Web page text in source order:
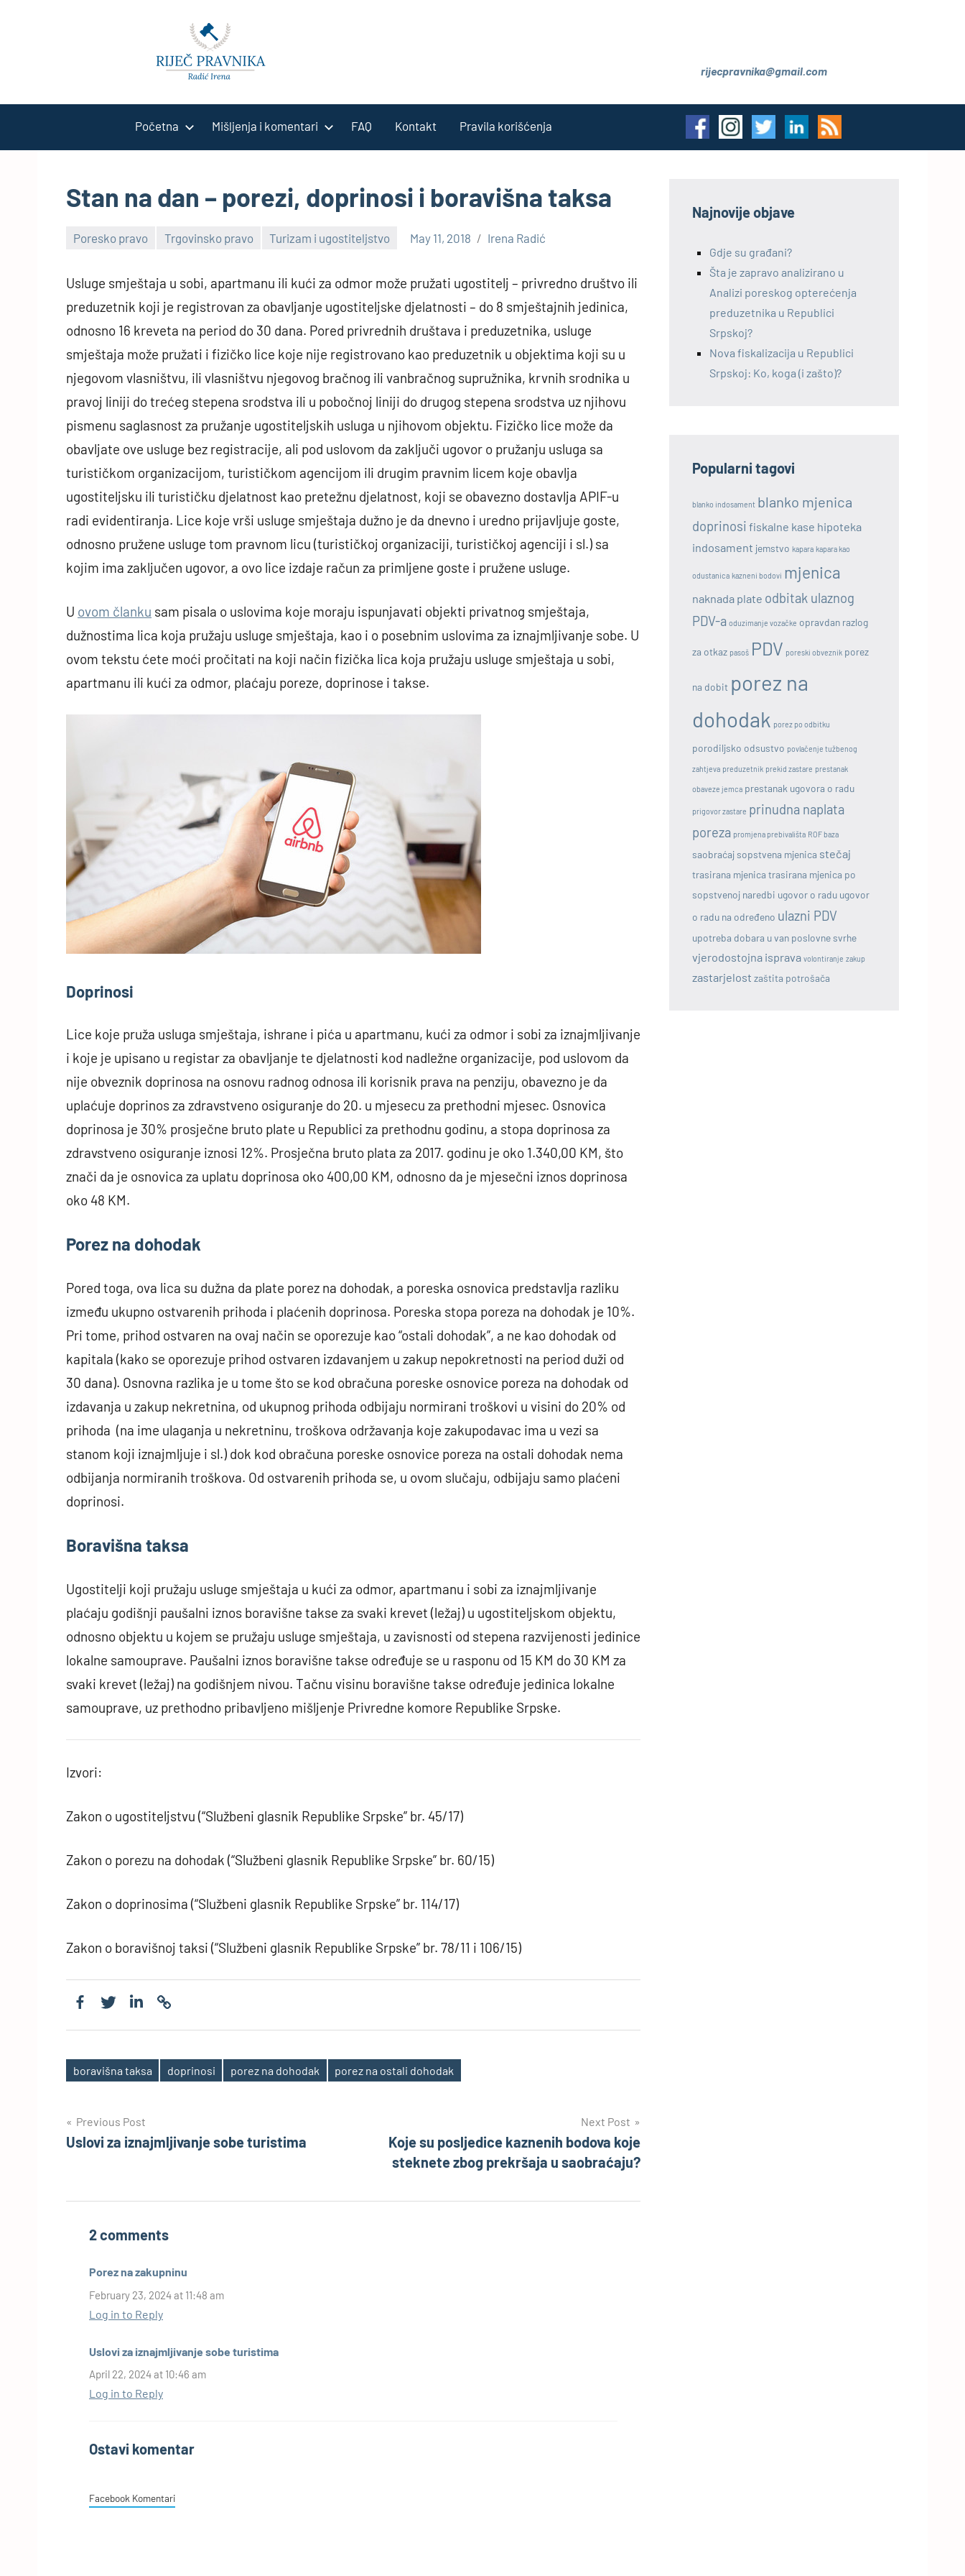
rijecpravnika@gmail.com
Početna Mišljenja i komentari FAQ Kontakt Pravila korišćenja
Stan na dan – porezi, doprinosi i boravišna taksa
Poresko pravo Trgovinsko pravo Turizam i ugostiteljstvo May 11, 2018 Irena Radić
Usluge smještaja u sobi, apartmanu ili kući za odmor može pružati ugostitelj – privredno društvo ili
preduzetnik koji je registrovan za obavljanje ugostiteljske djelatnosti – do 8 smještajnih jedinica,
odnosno 16 kreveta na period do 30 dana. Pored privrednih društava i preduzetnika, usluge
smještaja može pružati i fizičko lice koje nije registrovano kao preduzetnik u objektima koji su u
njegovom vlasništvu, ili vlasništvu njegovog bračnog ili vanbračnog supružnika, krvnih srodnika u
pravoj liniji do trećeg stepena srodstva ili u pobočnoj liniji do drugog stepena srodstva uz njihovu
pismenu saglasnost za pružanje ugostiteljskih usluga u njihovom objektu. Fizičko lice može da
obavljate ove usluge bez registracije, ali pod uslovom da zaključi ugovor o pružanju usluga sa
turističkom organizacijom, turističkom agencijom ili drugim pravnim licem koje obavlja
ugostiteljsku ili turističku djelatnost kao pretežnu djelatnost, koji se obavezno dostavlja APIF-u
radi evidentiranja. Lice koje vrši usluge smještaja dužno je da dnevno i uredno prijavljuje goste,
odnosno pružene usluge tom pravnom licu (turističkoj organizaciji, turističkoj agenciji i sl.) sa
kojim ima zaključen ugovor, a ovo lice izdaje račun za primljene goste i pružene usluge.
U ovom članku sam pisala o uslovima koje moraju ispunjavati objekti privatnog smještaja,
dužnostima lica koja pružaju usluge smještaja, kao i o posebnim uslovima za iznajmljivanje sobe. U
ovom tekstu ćete moći pročitati na koji način fizička lica koja pružaju usluge smještaja u sobi,
apartmanu ili kući za odmor, plaćaju poreze, doprinose i takse.
Doprinosi
Lice koje pruža usluga smještaja, ishrane i pića u apartmanu, kući za odmor i sobi za iznajmljivanje
i koje je upisano u registar za obavljanje te djelatnosti kod nadležne organizacije, pod uslovom da
nije obveznik doprinosa na osnovu radnog odnosa ili korisnik prava na penziju, obavezno je da
uplaćuje doprinos za zdravstveno osiguranje do 20. u mjesecu za prethodni mjesec. Osnovica
doprinosa je 30% prosječne bruto plate u Republici za prethodnu godinu, a stopa doprinosa za
zdravstveno osiguranje iznosi 12%. Prosječna bruto plata za 2017. godinu je oko 1.340,00 KM, što
znači da je osnovica za uplatu doprinosa oko 400,00 KM, odnosno da je mjesečni iznos doprinosa
oko 48 KM.
Porez na dohodak
Pored toga, ova lica su dužna da plate porez na dohodak, a poreska osnovica predstavlja razliku
između ukupno ostvarenih prihoda i plaćenih doprinosa. Poreska stopa poreza na dohodak je 10%.
Pri tome, prihod ostvaren na ovaj način se oporezuje kao “ostali dohodak”, a ne kao dohodak od
kapitala (kako se oporezuje prihod ostvaren izdavanjem u zakup nepokretnosti na period duži od
30 dana). Osnovna razlika je u tome što se kod obračuna poreske osnovice poreza na dohodak od
izdavanja u zakup nekretnina, od ukupnog prihoda odbijaju normirani troškovi u visini do 20% od
prihoda (na ime ulaganja u nekretninu, troškova održavanja koje zakupodavac ima u vezi sa
stanom koji iznajmljuje i sl.) dok kod obračuna poreske osnovice poreza na ostali dohodak nema
odbijanja normiranih troškova. Od ostvarenih prihoda se, u ovom slučaju, odbijaju samo plaćeni
doprinosi.
Boravišna taksa
Ugostitelji koji pružaju usluge smještaja u kući za odmor, apartmanu i sobi za iznajmljivanje
plaćaju godišnji paušalni iznos boravišne takse za svaki krevet (ležaj) u ugostiteljskom objektu,
odnosno objektu u kojem se pružaju usluge smještaja, u zavisnosti od stepena razvijenosti jedinice
lokalne samouprave. Paušalni iznos boravišne takse određuje se u rasponu od 15 KM do 30 KM za
svaki krevet (ležaj) na godišnjem nivou. Tačnu visinu boravišne takse određuje jedinica lokalne
samouprave, uz prethodno pribavljeno mišljenje Privredne komore Republike Srpske.
Izvori:
Zakon o ugostiteljstvu (“Službeni glasnik Republike Srpske” br. 45/17)
Zakon o porezu na dohodak (“Službeni glasnik Republike Srpske” br. 60/15)
Zakon o doprinosima (“Službeni glasnik Republike Srpske” br. 114/17)
Zakon o boravišnoj taksi (“Službeni glasnik Republike Srpske” br. 78/11 i 106/15)
Tags
boravišna taksa doprinosi porez na dohodak porez na ostali dohodak
Post
navigation
Previous Post
Uslovi za iznajmljivanje sobe turistima
Next Post
Koje su posljedice kaznenih bodova koje
steknete zbog prekršaja u saobraćaju?
2 comments
Porez na zakupninu
February 23, 2024 at 11:48 am
Log in to Reply
Uslovi za iznajmljivanje sobe turistima
April 22, 2024 at 10:46 am
Log in to Reply
Ostavi komentar
Facebook Komentari
Najnovije objave
Gdje su građani?
Šta je zapravo analizirano u
Analizi poreskog opterećenja
preduzetnika u Republici
Srpskoj?
Nova fiskalizacija u Republici
Srpskoj: Ko, koga (i zašto)?
Popularni tagovi
blanko indosament blanko mjenica
doprinosi fiskalne kase hipoteka
indosament jemstvo kapara kapara kao
odustanica kazneni bodovi mjenica
naknada plate odbitak ulaznog
PDV-a oduzimanje vozačke opravdan razlog
za otkaz pasoš PDV poreski obveznik porez
na dobit porez na
dohodak porez po odbitku
porodiljsko odsustvo povlačenje tužbenog
zahtjeva preduzetnik prekid zastare prestanak
obaveze jemca prestanak ugovora o radu
prigovor zastare prinudna naplata
poreza promjena prebivališta ROF baza
saobraćaj sopstvena mjenica stečaj
trasirana mjenica trasirana mjenica po
sopstvenoj naredbi ugovor o radu ugovor
o radu na određeno ulazni PDV
upotreba dobara u van poslovne svrhe
vjerodostojna isprava volontiranje zakup
zastarjelost zaštita potrošača